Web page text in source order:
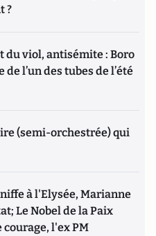
?
du viol, antisémite : Boro
l’un des tubes de l’été
(semi-orchestrée) qui
à l'Elysée, Marianne
Le Nobel de la Paix
courage, l'ex PM